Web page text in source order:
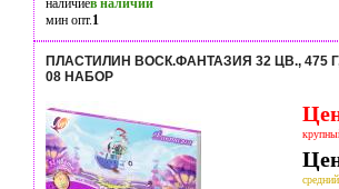
наличиев наличии
мин опт.1
ПЛАСТИЛИН ВОСК.ФАНТАЗИЯ 32 ЦВ., 475
08 НАБОР